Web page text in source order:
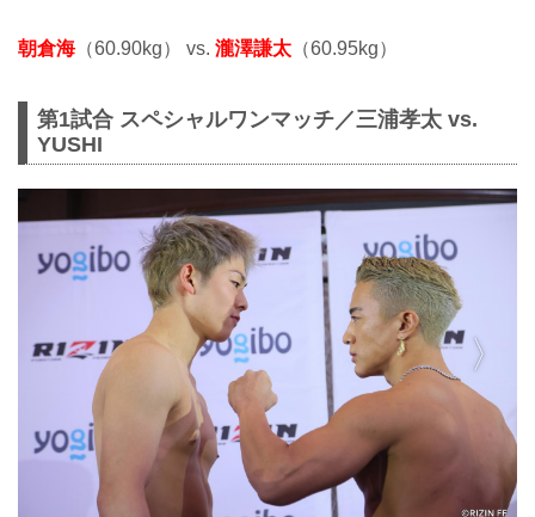
朝倉海（60.90kg） vs. 瀧澤謙太 （60.95kg）
第1試合 スペシャルワンマッチ／三浦孝太 vs.
YUSHI